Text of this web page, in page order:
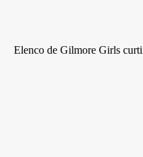
Elenco de Gilmore Girls